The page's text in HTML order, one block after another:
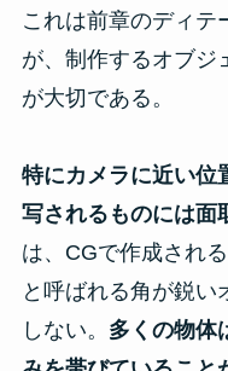
これは前章のディテ
が、制作するオブジ
が大切である。
特にカメラに近い位
写されるものには面
は、CGで作成され
と呼ばれる角が鋭い
しない。 多くの物体